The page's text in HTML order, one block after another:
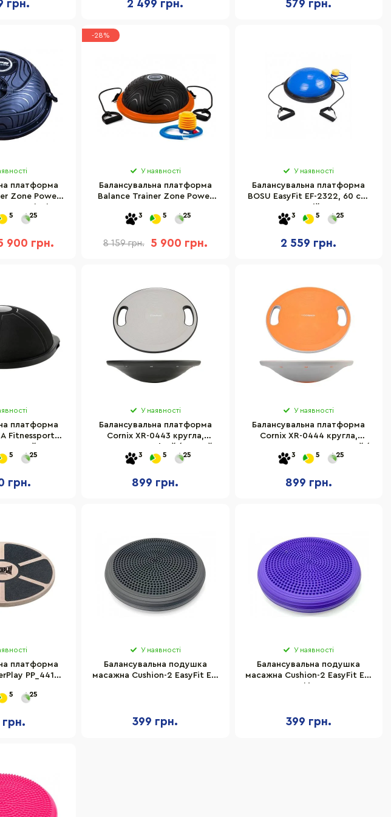
грн. 2 499 грн. 579 грн.
платформа
Zone Power
5 25
900 грн.
-28%
У наявності
Балансувальна платформа
Balance Trainer Zone Power
3 5 25
8 159 грн. 5 900 грн.
У наявності
Балансувальна платформа
BOSU EasyFit EF-2322, 60 см,
3 5 25
2 559 грн.
платформа
Fitnessport
5 25
грн.
У наявності
Балансувальна платформа
Cornix XR-0443 кругла,
3 5 25
899 грн.
У наявності
Балансувальна платформа
Cornix XR-0444 кругла,
Сірий
3 5 25
899 грн.
платформа
PP_4417
5 25
У наявності
Балансувальна подушка
масажна Cushion-2 EasyFit EF-
399 грн.
У наявності
Балансувальна подушка
масажна Cushion-2 EasyFit EF-
399 грн.